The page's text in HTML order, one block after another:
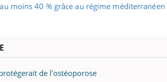
moins 40 % grâce au régime méditerranéen
de l'ostéoporose